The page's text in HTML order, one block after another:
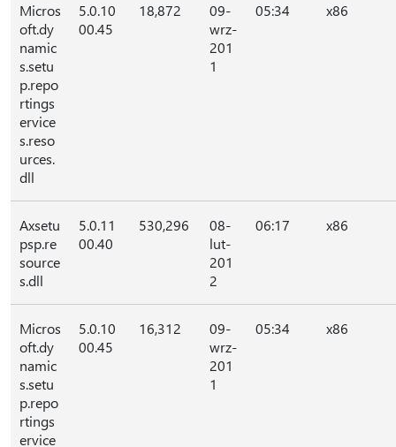
Micros
oft.dy
namic
s.setu
p.repo
rtings
ervice
s.reso
urces.
dll
5.0.10
00.45
18,872
09-
wrz-
201
1
05:34 x86
Axsetu
psp.re
source
s.dll
5.0.11
00.40
530,296
08-
lut-
201
2
06:17 x86
Micros
oft.dy
namic
s.setu
p.repo
rtings
ervice
5.0.10
00.45
16,312
09-
wrz-
201
1
05:34 x86